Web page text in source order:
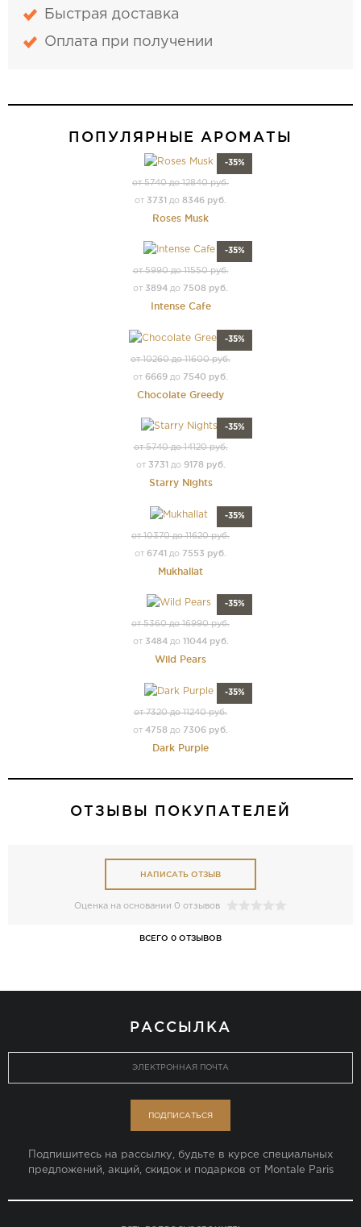
Быстрая доставка
Оплата при получении
ПОПУЛЯРНЫЕ АРОМАТЫ
-35%
от 5740 до 12840 руб.
от 3731 до 8346 руб.
Roses Musk
-35%
от 5990 до 11550 руб.
от 3894 до 7508 руб.
Intense Cafe
-35%
от 10260 до 11600 руб.
от 6669 до 7540 руб.
Chocolate Greedy
-35%
от 5740 до 14120 руб.
от 3731 до 9178 руб.
Starry Nights
-35%
от 10370 до 11620 руб.
от 6741 до 7553 руб.
Mukhallat
-35%
от 5360 до 16990 руб.
от 3484до 11044 руб.
Wild Pears
-35%
от 7320 до 11240 руб.
от 4758 до 7306 руб.
Dark Purple
ОТЗЫВЫ ПОКУПАТЕЛЕЙ
НАПИСАТЬ ОТЗЫВ
Оценка на основании 0 отзывов
ВСЕГО 0 ОТЗЫВОВ
РАССЫЛКА
ПОДПИСАТЬСЯ
Подпишитесь на рассылку, будьте в курсе специальных
предложений, акций, скидок и подарков от Montale Paris